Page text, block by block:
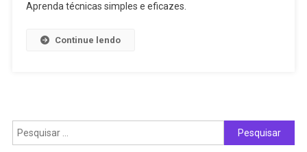
Aprenda técnicas simples e eficazes.
Continue lendo
Pesquisar
por: